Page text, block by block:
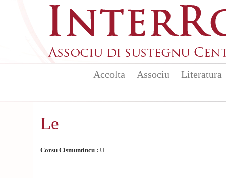
Accolta Associu Literatura
Le
Corsu Cismuntincu : U